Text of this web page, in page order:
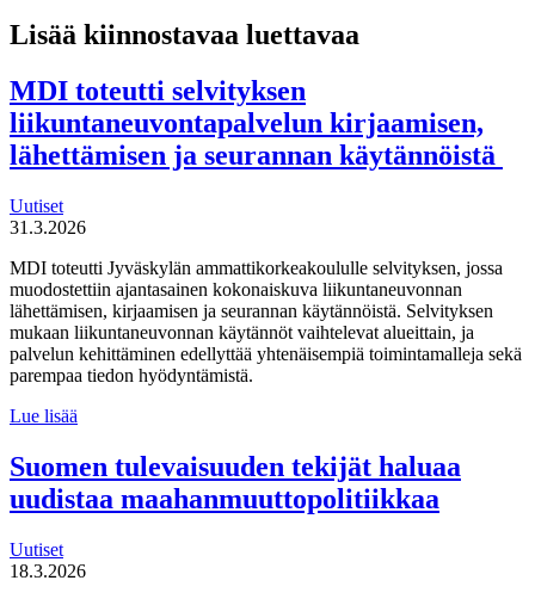
Lisää kiinnostavaa luettavaa
MDI toteutti selvityksen
liikuntaneuvontapalvelun kirjaamisen,
lähettämisen ja seurannan käytännöistä
Uutiset
31.3.2026
MDI toteutti Jyväskylän ammattikorkeakoululle selvityksen, jossa
muodostettiin ajantasainen kokonaiskuva liikuntaneuvonnan
lähettämisen, kirjaamisen ja seurannan käytännöistä. Selvityksen
mukaan liikuntaneuvonnan käytännöt vaihtelevat alueittain, ja
palvelun kehittäminen edellyttää yhtenäisempiä toimintamalleja sekä
parempaa tiedon hyödyntämistä.
Lue lisää
liikuntaneuvontapalvelun
kirjaamisen,
lähettämisen
käytännöistä
Suomen tulevaisuuden tekijät haluaa
uudistaa maahanmuuttopolitiikkaa
Uutiset
18.3.2026